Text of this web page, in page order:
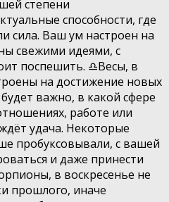
степени
способности, где
сила. Ваш ум настроен на
свежими идеями, с
поспешить. ♎️Весы, в
на достижение новых
важно, в какой сфере
работе или
удача. Некоторые
пробуксовывали, с вашей
и даже принести
в воскресенье не
прошлого, иначе